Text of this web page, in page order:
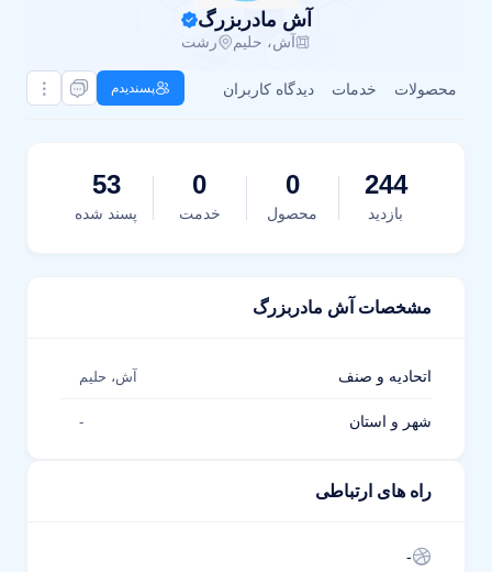
آش مادربزرگ
آش، حلیم رشت
محصولات خدمات دیدگاه کاربران پسندیدم
244
بازدید
0
محصول
0
خدمت
53
پسند شده
مشخصات آش مادربزرگ
اتحادیه و صنف آش، حلیم
شهر و استان -
راه های ارتباطی
-